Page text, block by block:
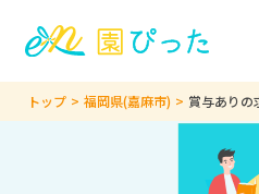
トップ 福岡県(嘉麻市) 賞与ありの